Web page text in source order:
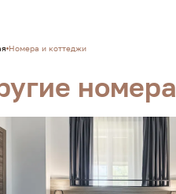
Номера и коттеджи
номера